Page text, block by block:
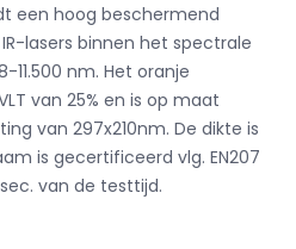
een hoog beschermend
lasers binnen het spectrale
11.500 nm. Het oranje
van 25% en is op maat
van 297x210nm. De dikte is
is gecertificeerd vlg. EN207
van de testtijd.